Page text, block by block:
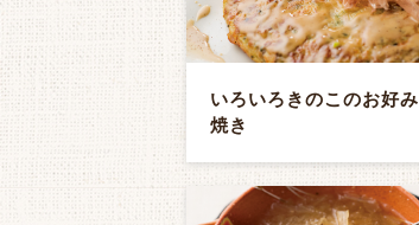
いろいろきのこのお好み
焼き